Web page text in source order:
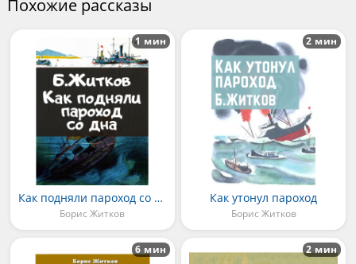
Похожие рассказы
Как подняли пароход со дна
Борис Житков
1 мин
Как утонул пароход
Борис Житков
2 мин
6 мин 2 мин